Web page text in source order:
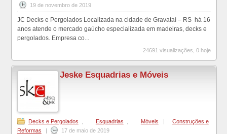
19 de novembro de 2019
JC Decks e Pergolados Localizada na cidade de Gravataí – RS há 16
anos atende o mercado gaúcho especializada em madeiras, decks e
pergolados. Empresa co...
24691 visualizações, 0 hoje
Jeske Esquadrias e Móveis
Decks e Pergolados Esquadrias Móveis |
Construções e
Reformas
| 17 de maio de 2019